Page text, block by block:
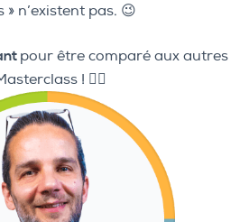
n’existent pas. 😉
pour être comparé aux autres
! 👇🏻